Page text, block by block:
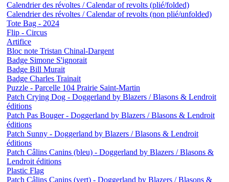
Calendrier des révoltes / Calendar of revolts (plié/folded)
Calendrier des révoltes / Calendar of revolts (non plié/unfolded)
Tote Bag - 2024
Flip - Circus
Artifice
Bloc note Tristan Chinal-Dargent
Badge Simone S'ignorait
Badge Bill Murait
Badge Charles Trainait
Puzzle - Parcelle 104 Prairie Saint-Martin
Patch Crying Dog - Doggerland by Blazers / Blasons & Lendroit
éditions
Patch Pas Bouger - Doggerland by Blazers / Blasons & Lendroit
éditions
Patch Sunny - Doggerland by Blazers / Blasons & Lendroit
éditions
Patch Câlins Canins (bleu) - Doggerland by Blazers / Blasons &
Lendroit éditions
Plastic Flag
Patch Câlins Canins (vert) - Doggerland by Blazers / Blasons &